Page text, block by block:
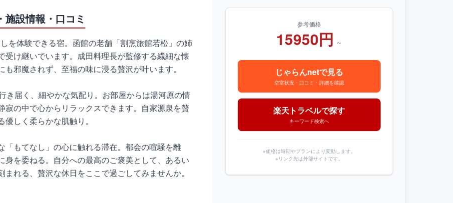
施設情報・口コミ
を体験できる宿。函館の老舗「割烹旅館若松」の姉
け継いでいます。成田料理長が監修する繊細な懐
邪魔されず、至福の味に浸る贅沢が叶います。
き届く、細やかな気配り。お部屋からは湯河原の情
の中で心からリラックスできます。自家源泉を贅
しく柔らかな肌触り。
もてなし」の心に触れる滞在。都会の喧騒を離
を委ねる。自分への最高のご褒美として、あるい
れる、贅沢な休日をここで過ごしてみませんか。
参考価格
15950円 ～
じゃらんnetで見る
空室状況・口コミ・詳細を確認
楽天トラベルで探す
キーワード検索へ
※価格は時期やプランにより変動します。
※リンク先は外部サイトです。